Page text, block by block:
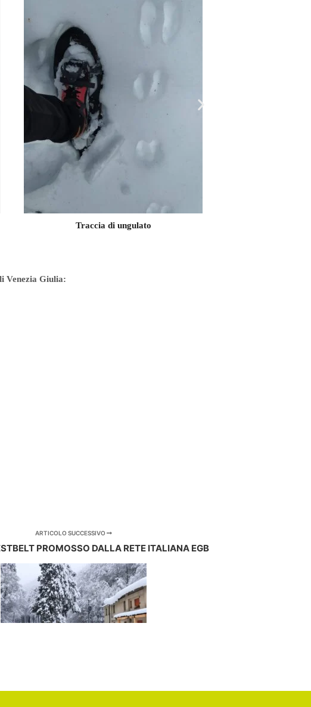
Traccia di mustelide
Venezia Giulia:
ARTICOLO SUCCESSIVO
PROMOSSO DALLA RETE ITALIANA EGB